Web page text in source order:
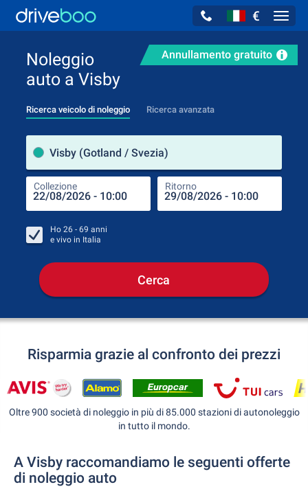
€
Annullamento gratuito
Noleggio
auto a Visby
Ricerca veicolo di noleggio Ricerca avanzata
Visby (Gotland / Svezia)
Collezione Ritorno
Ho 26 - 69 anni
e vivo in Italia
Cerca
Risparmia grazie al confronto dei prezzi
Oltre 900 società di noleggio in più di 85.000 stazioni di autonoleggio
in tutto il mondo.
A Visby raccomandiamo le seguenti offerte
di noleggio auto